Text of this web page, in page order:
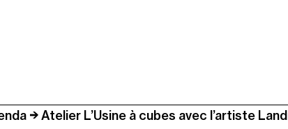
Atelier L’Usine à cubes avec l’artiste